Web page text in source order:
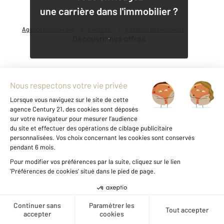
Créer une alerte
Agence immobilière
une carrière dans l'immobilier ?
Découvrir nos offres
Notre agence à PONTARLIER